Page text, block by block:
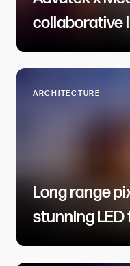
collaborative lighting displays​​​​‌
ARCHITECTURE​​​​‌ ‍ ​‍​‍‌‍ ‌ ​‍‌‍‍‌‌‍‌ ‌‍‍‌‌‍ ‍​‍​‍​ ‍‍​‍​‍‌ ​ ‌‍​‌‌‍ ‍‌‍‍‌‌ ‌​‌ ‍‌​‍ ‍‌‍‍‌‌‍ ​‍​‍​‍ ​​‍​‍‌‍‍​‌ ​‍‌‍‌‌‌‍‌‍​‍​‍​ ‍‍​‍​‍​‍ ‌ ​ ‌ ‌​‌ ‌‌‌‍‌​‌‍‍‌‌‍ ​‍ ‌‍‍‌‌‍ ‍‌ ‌​‌‍‌‌‌‍ ‍‌ ‌​​‍ ‌‍‌‌‌‍‌​‌‍‍‌‌ ‌​​‍ ‌‍ ‌‌‍ ‌‍‌​‌‍‌‌​ ‌‌ ​​‌ ​‍‌‍‌‌‌ ​ ‌‍‌‌‌‍ ‍‌ ‌​‌‍​‌‌ ‌​‌‍‍‌‌‍ ‌‍ ‍​ ‍ ‌‍‍‌‌‍‌​​ ‌​ ‌‌‌‍‌‌‌‍‌‌‌‍‌‌‌‍‌‌‌‍‌‍‌‍​‍​ ‌​​‍ ‌‌‍​‍​ ‌‌‌‍​‌‌‍‌‍​‍ ‌​ ‌​​ ‌​​ ​ ​ ‌‌​‍ ‌​ ‍​‌‍​‍​ ​‌​ ​​​‍ ‌‌‍​‌​ ​‍​ ‍‌‌‍​‍‌‍‌‍‌‍‌‌​ ​ ​ ‌‌​ ‌‌‌‍​ ​ ​ ​ ‌ ​ ‍ ‌ ‌​‌ ‍‌‌ ​​‌‍‌‌​ ‌‌‍‍‌‌‍ ‍‌‍‌​‌ ‌‌‌ ​ ‌ ‌​‌ ​‍‌ ‍‌​ ‍ ‌ ​​‌‍​‌‌ ‌​‌‍‍​​ ‌‌ ‌​‌‍‍‌‌ ‌​‌‍ ​‌‍‌‌​ ‌‍​‍‌‍​‌‌ ​ ‌‍‌‌‌‌‌‌‌ ​‍‌‍ ​​ ‌​‍‌‌​ ​‍‌​‌‍‌ ​ ‌ ‌​‌ ‌‌‌‍‌​‌‍‍‌‌‍ ​‍‌‍‌‍‍‌‌‍‌​​ ‌​ ‌‌‌‍‌‌‌‍‌‌‌‍‌‌‌‍‌‌‌‍‌‍‌‍​‍​ ‌​​‍ ‌‌‍​‍​ ‌‌‌‍​‌‌‍‌‍​‍ ‌​ ‌​​ ‌​​ ​ ​ ‌‌​‍ ‌​ ‍​‌‍​‍​ ​‌​ ​​​‍ ‌‌‍​‌​ ​‍​ ‍‌‌‍​‍‌‍‌‍‌‍‌‌​ ​ ​ ‌‌​ ‌‌‌‍​ ​ ​ ​ ‌ ​‍‌‍‌ ‌​‌ ‍‌‌ ​​‌‍‌‌​ ‌‌‍‍‌‌‍ ‍‌‍‌​‌ ‌‌‌ ​ ‌ ‌​‌ ​‍‌ ‍‌​‍‌‍‌ ​​‌‍​‌‌ ‌​‌‍‍​​ ‌‌ ‌​‌‍‍‌‌ ‌​‌‍ ​‌‍‌‌​‍‌‍‌ ​​‌‍‌‌‌ ​‍‌ ​ ‌ ​​‌‍‌‌‌‍​ ‌ ‌​‌‍‍‌‌ ‌‍‌‍‌‌​ ‌‌ ​​‌ ‌‌‌‍​‍‌‍ ​‌‍‍‌‌ ​ ‌‍‍​‌‍‌‌‌‍‌​​‍​‍‌ ‌
Long range
stunning LED facade​​​​‌